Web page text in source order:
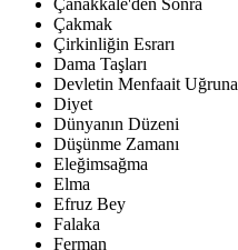
Çakmak
Çirkinliğin Esrarı
Dama Taşları
Devletin Menfaait Uğruna
Diyet
Dünyanın Düzeni
Düşünme Zamanı
Eleğimsağma
Elma
Efruz Bey
Falaka
Ferman